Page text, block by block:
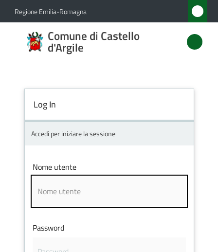
Vai al contenuto
Vai alla navigazione
Vai al footer
Regione Emilia-Romagna
Comune di Castello
d'Argile
Comune
di
Amministrazione
Servizi
Vivere
d'Argile
Log In
Accedi per iniziare la sessione
Nome utente
Password